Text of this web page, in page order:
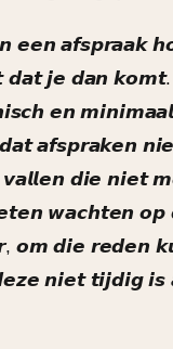
𝙖𝙛𝙨𝙥𝙧𝙖𝙖𝙠
𝙟𝙚 𝙙𝙖𝙣
𝙚𝙣
𝙖𝙛𝙨𝙥𝙧𝙖𝙠𝙚𝙣
𝙙𝙞𝙚
𝙬𝙖𝙘𝙝𝙩𝙚𝙣 𝙤𝙥
𝙙𝙞𝙚 𝙧𝙚𝙙𝙚𝙣
𝙣𝙞𝙚𝙩 𝙩𝙞𝙟𝙙𝙞𝙜